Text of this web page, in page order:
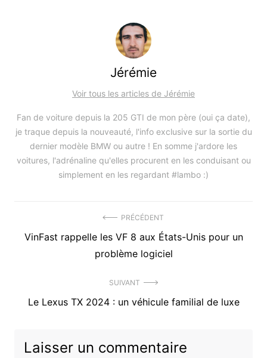
Jérémie
Voir tous les articles de Jérémie
Fan de voiture depuis la 205 GTI de mon père (oui ça date),
je traque depuis la nouveauté, l'info exclusive sur la sortie du
dernier modèle BMW ou autre ! En somme j'ardore les
voitures, l'adrénaline qu'elles procurent en les conduisant ou
simplement en les regardant #lambo :)
de
PRÉCÉDENT
Précédent
VinFast rappelle les VF 8 aux États-Unis pour un
problème logiciel
SUIVANT
Article
Le Lexus TX 2024 : un véhicule familial de luxe
Laisser un commentaire